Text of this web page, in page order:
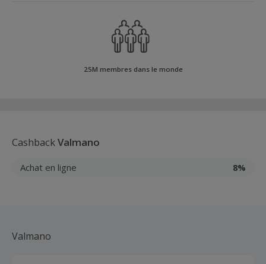
25M membres dans le monde
CashbackValmano
Achat en ligne 8%
Valmano